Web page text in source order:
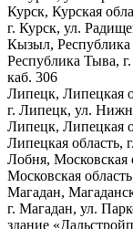
Курск, Курская
г. Курск, ул.
Кызыл,
Республика Тыва,
каб. 306
Липецк, Липецкая
г. Липецк, ул.
Липецк, Липецкая
Липецкая область,
Лобня, Московская
Московская
Магадан,
г. Магадан, ул.
здание